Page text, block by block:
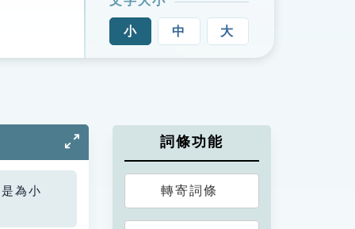
小 中 大
為小
詞條功能
轉寄詞條